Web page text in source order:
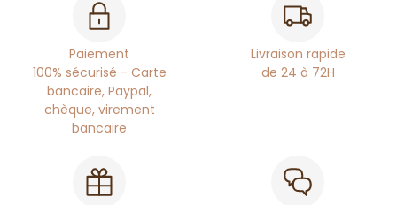
Paiement
100% sécurisé - Carte
bancaire, Paypal,
chèque, virement
bancaire
Livraison rapide
de 24 à 72H